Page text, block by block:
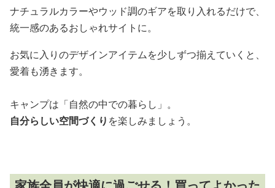
ナチュラルカラーやウッド調のギアを取り入れるだけで、
統一感のあるおしゃれサイトに。
お気に入りのデザインアイテムを少しずつ揃えていくと、
愛着も湧きます。
キャンプは「自然の中での暮らし」。
自分らしい空間づくり を楽しみましょう。